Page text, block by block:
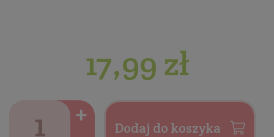
17,99 zł
Dodaj do koszyka